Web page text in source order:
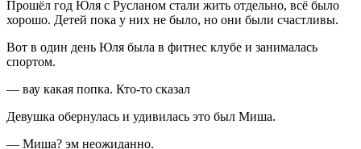
Прошёл год Юля с Русланом стали жить отдельно, всё было
хорошо. Детей пока у них не было, но они были счастливы.
Вот в один день Юля была в фитнес клубе и занималась
спортом.
— вау какая попка. Кто-то сказал
Девушка обернулась и удивилась это был Миша.
— Миша? эм неожиданно.